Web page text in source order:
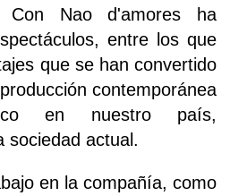
Con Nao d'amores ha
entre los que
que se han convertido
contemporánea
en nuestro país,
sociedad actual.
en la compañía, como